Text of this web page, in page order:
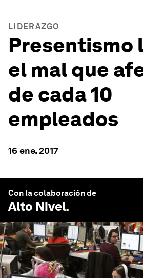
LIDERAZGO
Presentismo
el mal que
de cada 10
empleados
16 ene. 2017
Con la colaboración de
Alto Nivel.